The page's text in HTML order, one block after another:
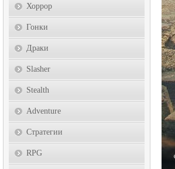
Хоррор
Гонки
Драки
Slasher
Stealth
Adventure
Стратегии
RPG